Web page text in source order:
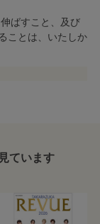
ばすこと、及び
ことは、いたしか
ています